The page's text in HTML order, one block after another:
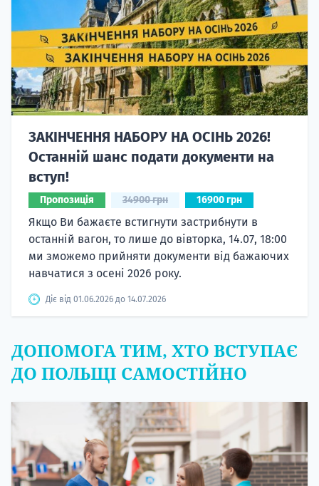
ЗАКІНЧЕННЯ НАБОРУ НА ОСІНЬ 2026!
Останній шанс подати документи на
вступ!
Пропозиція 34900 грн 16900 грн
Якщо Ви бажаєте встигнути застрибнути в
останній вагон, то лише до вівторка, 14.07, 18:00
ми зможемо прийняти документи від бажаючих
навчатися з осені 2026 року.
Діє від 01.06.2026 до 14.07.2026
ДОПОМОГА ТИМ, ХТО ВСТУПАЄ
ДО ПОЛЬЩІ САМОСТІЙНО